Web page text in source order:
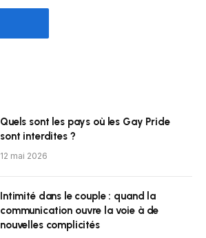
Quels sont les pays où les Gay Pride
sont interdites ?
12 mai 2026
Intimité dans le couple : quand la
communication ouvre la voie à de
nouvelles complicités